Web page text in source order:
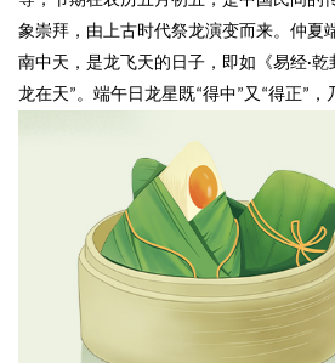
象崇拜，由上古时代祭龙演变而来。仲夏
南中天，是龙飞天的日子，即如《易经·乾
龙在天”。端午日龙星既“得中” 又 “得正” ，